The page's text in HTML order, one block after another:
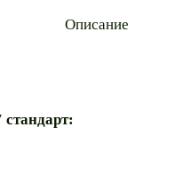
Описание
стандарт: